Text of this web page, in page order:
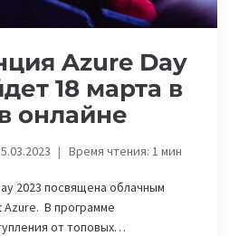
Azure Day
18 марта в
онлайне
Время чтения: 1мин
2023 посвящена облачным
Azure. В программе
от топовых…